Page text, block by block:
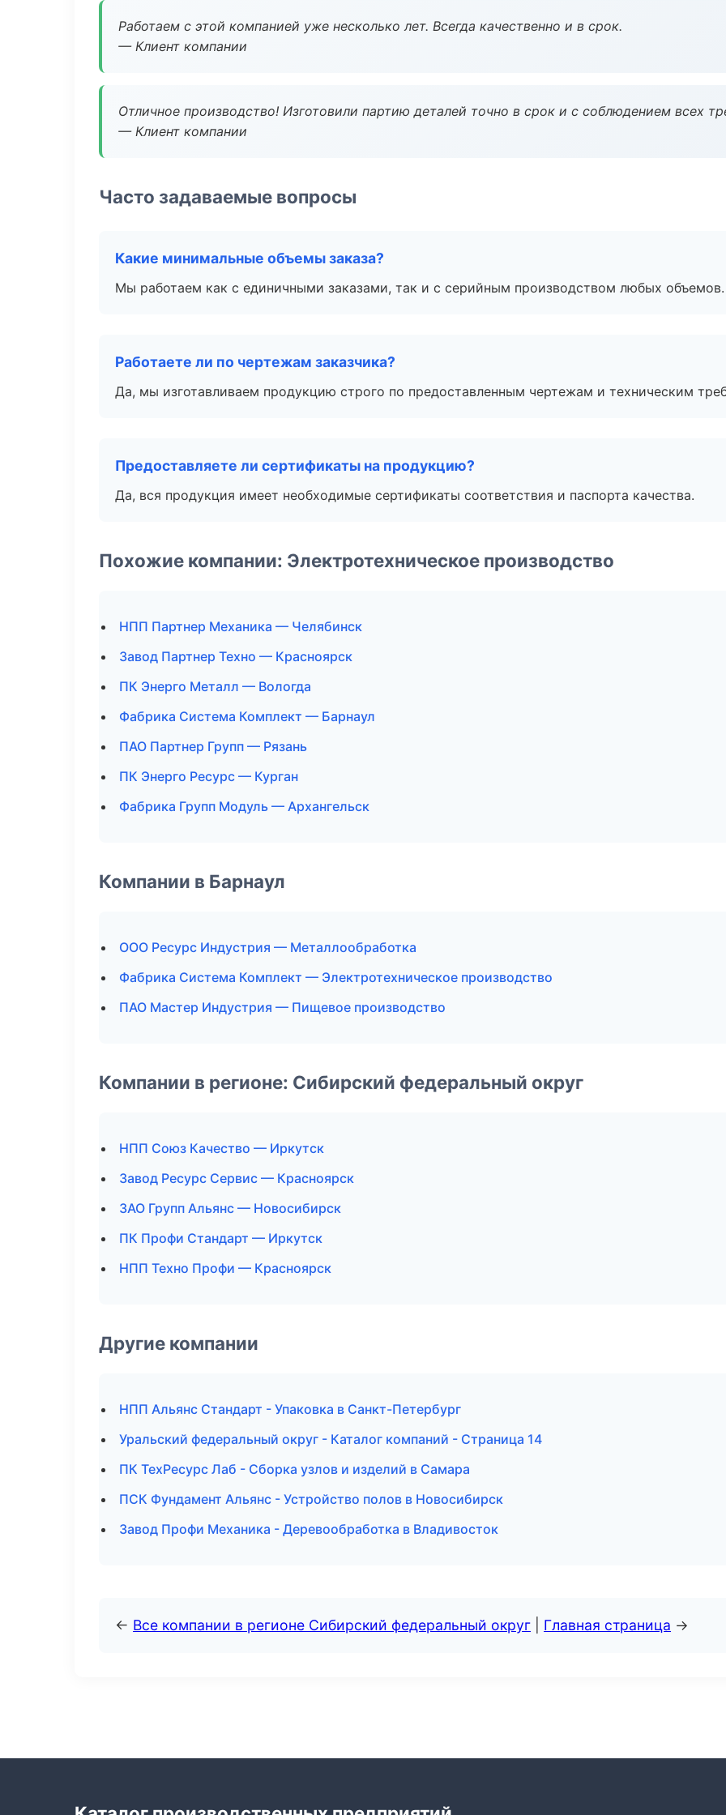
Работаем с этой компанией уже несколько лет. Всегда качественно и в срок.
— Клиент компании
Отличное производство! Изготовили партию деталей точно в срок и с соблюдением всех
— Клиент компании
Часто задаваемые вопросы
Какие минимальные объемы заказа?
Мы работаем как с единичными заказами, так и с серийным производством любых объемов.
Работаете ли по чертежам заказчика?
Да, мы изготавливаем продукцию строго по предоставленным чертежам и техническим
Предоставляете ли сертификаты на продукцию?
Да, вся продукция имеет необходимые сертификаты соответствия и паспорта качества.
Похожие компании: Электротехническое производство
НПП Партнер Механика — Челябинск
Завод Партнер Техно — Красноярск
ПК Энерго Металл — Вологда
Фабрика Система Комплект — Барнаул
ПАО Партнер Групп — Рязань
ПК Энерго Ресурс — Курган
Фабрика Групп Модуль — Архангельск
Компании в Барнаул
ООО Ресурс Индустрия — Металлообработка
Фабрика Система Комплект — Электротехническое производство
ПАО Мастер Индустрия — Пищевое производство
Компании в регионе: Сибирский федеральный округ
НПП Союз Качество — Иркутск
Завод Ресурс Сервис — Красноярск
ЗАО Групп Альянс — Новосибирск
ПК Профи Стандарт — Иркутск
НПП Техно Профи — Красноярск
Другие компании
НПП Альянс Стандарт - Упаковка в Санкт-Петербург
Уральский федеральный округ - Каталог компаний - Страница 14
ПК ТехРесурс Лаб - Сборка узлов и изделий в Самара
ПСК Фундамент Альянс - Устройство полов в Новосибирск
Завод Профи Механика - Деревообработка в Владивосток
← Все компании в регионе Сибирский федеральный округ Главная страница →